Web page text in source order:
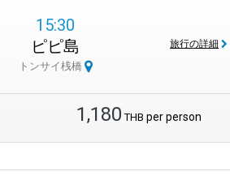
15:30
ピピ島
トンサイ桟橋
旅行の詳細
1,180 THB per person